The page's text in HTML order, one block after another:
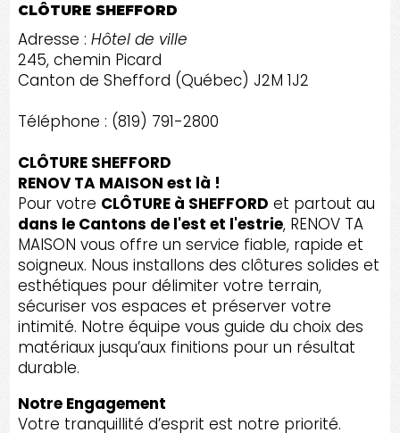
CLÔTURE SHEFFORD
Adresse : Hôtel de ville
245, chemin Picard
Canton de Shefford (Québec) J2M 1J2
Téléphone : (819) 791-2800
CLÔTURE SHEFFORD
RENOV TA MAISON est là !
Pour votre CLÔTURE à SHEFFORD et partout au
dans le Cantons de l'est et l'estrie, RENOV TA
MAISON vous offre un service fiable, rapide et
soigneux. Nous installons des clôtures solides et
esthétiques pour délimiter votre terrain,
sécuriser vos espaces et préserver votre
intimité. Notre équipe vous guide du choix des
matériaux jusqu’aux finitions pour un résultat
durable.
Notre Engagement
Votre tranquillité d’esprit est notre priorité.